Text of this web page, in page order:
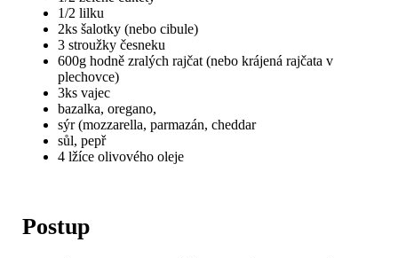
1/2 lilku
2ks šalotky (nebo cibule)
3 stroužky česneku
600g hodně zralých rajčat (nebo krájená rajčata v
plechovce)
3ks vajec
bazalka, oregano,
sýr (mozzarella, parmazán, cheddar
sůl, pepř
4 lžíce olivového oleje
Postup